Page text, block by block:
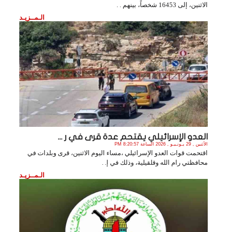
الاثنين، إلى 16453 شخصاً، بينهم . .
الـمــزيـد
العدو الإسرائيلي يقتحم عدة قرى في ر ...
الأثنين , 29 يـونـيـو , 2026 الساعة 8:20:57 PM
اقتحمت قوات العدو الإسرائيلي ،مساء اليوم الاثنين، قرى وبلدات في
محافظتي رام الله وقلقيلية، وذلك في إ. .
الـمــزيـد